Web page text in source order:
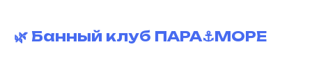
🌿 Банный клуб ПАРА⚓МОРЕ